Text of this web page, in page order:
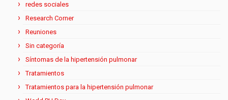
redes sociales
Research Corner
Reuniones
Sin categoría
Síntomas de la hipertensión pulmonar
Tratamientos
Tratamientos para la hipertensión pulmonar